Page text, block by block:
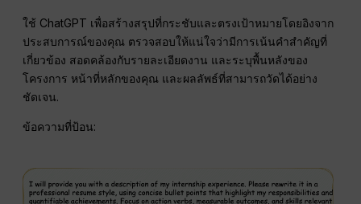
ใช้ ChatGPT เพื่อสร้างสรุปที่กระชับและตรงเป้าหมายโดยอิงจาก
ประสบการณ์ของคุณ ตรวจสอบให้แน่ใจว่ามีการเน้นคำสำคัญที่
เกี่ยวข้อง สอดคล้องกับรายละเอียดงาน และระบุพื้นหลังของ
โครงการ หน้าที่หลักของคุณ และผลลัพธ์ที่สามารถวัดได้อย่าง
ชัดเจน.
ข้อความที่ป้อน: